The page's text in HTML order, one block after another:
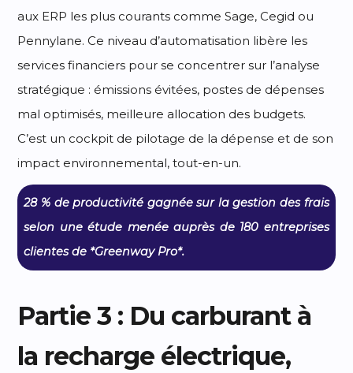
aux ERP les plus courants comme Sage, Cegid ou
Pennylane. Ce niveau d’automatisation libère les
services financiers pour se concentrer sur l’analyse
stratégique : émissions évitées, postes de dépenses
mal optimisés, meilleure allocation des budgets.
C’est un cockpit de pilotage de la dépense et de son
impact environnemental, tout-en-un.
28 % de productivité gagnée sur la gestion des frais
selon une étude menée auprès de 180 entreprises
clientes de *Greenway Pro*.
Partie 3 : Du carburant à
la recharge électrique,